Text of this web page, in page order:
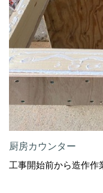
厨房カウンター
工事開始前から造作作